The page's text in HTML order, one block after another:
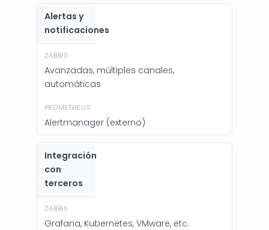
Alertas y
notificaciones
Avanzadas, múltiples canales,
automáticas
Alertmanager (externo)
Integración
con
terceros
Grafana, Kubernetes, VMware, etc.